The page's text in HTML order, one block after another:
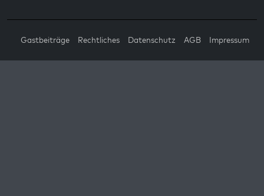
Gastbeiträge Rechtliches Datenschutz AGB Impressum